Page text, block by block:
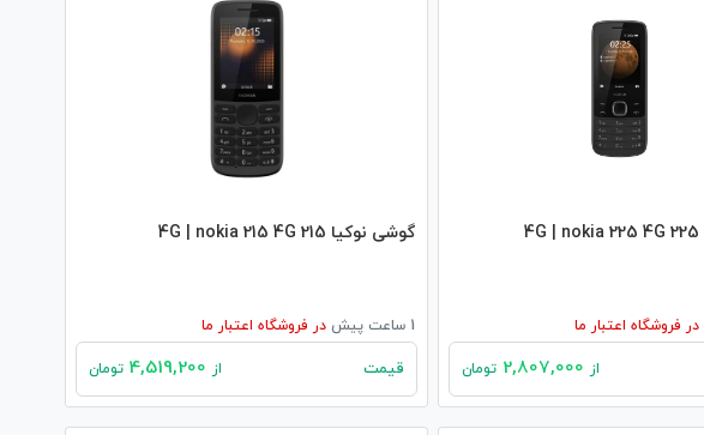
در فروشگاه اعتبار ما
از تومان
گوشی نوکیا 215 4G | nokia 215 4G
1 ساعت پیش در فروشگاه اعتبار ما
قیمت از تومان